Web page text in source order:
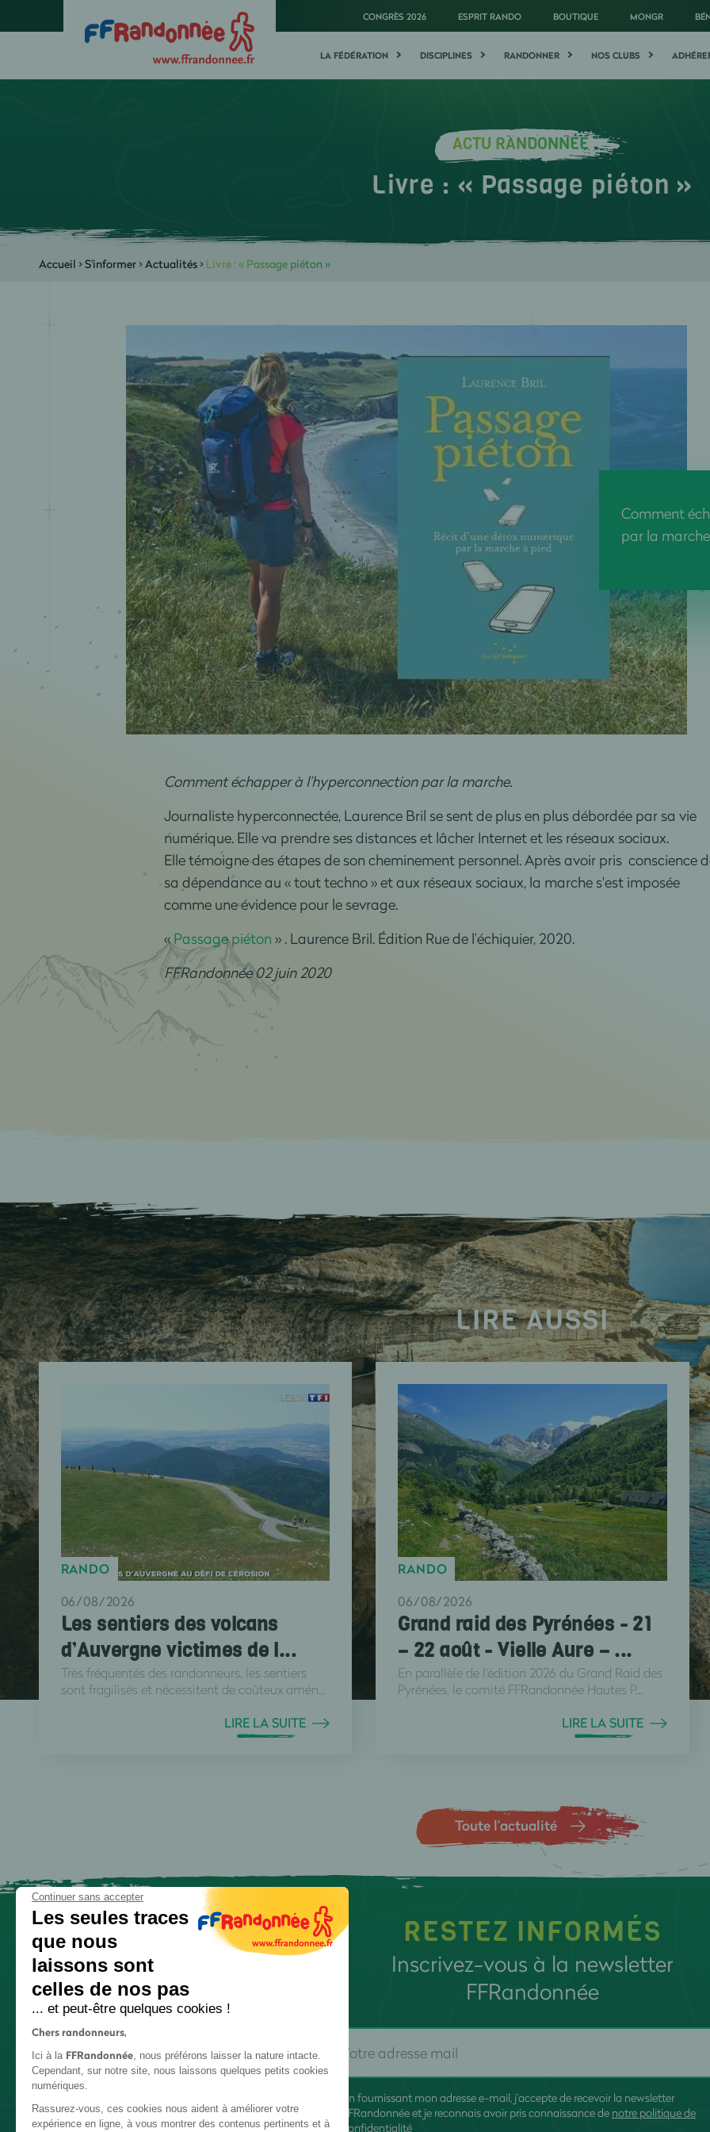
CONGRÈS 2026 ESPRIT RANDO BOUTIQUE MONGR
LA FÉDÉRATION DISCIPLINES RANDONNER NOS CLUBS
ACTU RANDONNÉE
Livre : « Passage piéton »
Accueil >S'informer>Actualités> Livre : « Passage piéton »
Comment
par la
Comment échapper à l’hyperconnection par la marche.
Journaliste hyperconnectée, Laurence Bril se sent de plus en plus débordée par sa vie
numérique. Elle va prendre ses distances et lâcher Internet et les réseaux sociaux.
Elle témoigne des étapes de son cheminement personnel. Après avoir pris conscience
sa dépendance au « tout techno » et aux réseaux sociaux, la marche s'est imposée
comme une évidence pour le sevrage.
«Passage piéton » . Laurence Bril. Édition Rue de l’échiquier, 2020.
FFRandonnée 02 juin 2020
LIRE AUSSI
RANDO
06/08/2026
Les sentiers des volcans
d’Auvergne victimes de l...
Très fréquentés des randonneurs, les sentiers
sont fragilisés et nécessitent de coûteux amén...
LIRE LA SUITE
RANDO
06/08/2026
Grand raid des Pyrénées - 21
– 22 août - Vielle Aure – ...
En parallèle de l'édition 2026 du Grand Raid des
Pyrénées, le comité FFRandonnée Hautes P...
LIRE LA SUITE
Toute l’actualité
RESTEZ INFORMÉS
Inscrivez-vous à la newsletter
FFRandonnée
En fournissant mon adresse e-mail, j'accepte de recevoir la newsletter
FFRandonnée et je reconnais avoir pris connaissance de notre politique de
confidentialité
Continuer sans accepter
Les seules traces
que nous
laissons sont
celles de nos pas
... et peut-être quelques cookies !
Chers randonneurs,
Ici à la FFRandonnée, nous préférons laisser la nature intacte.
Cependant, sur notre site, nous laissons quelques petits cookies
numériques.
Rassurez-vous, ces cookies nous aident à améliorer votre
expérience en ligne, à vous montrer des contenus pertinents et à